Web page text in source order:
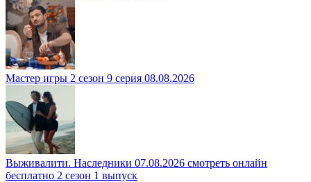
Мастер игры 2 сезон 9 серия 08.08.2026
Выживалити. Наследники 07.08.2026 смотреть онлайн
бесплатно 2 сезон 1 выпуск